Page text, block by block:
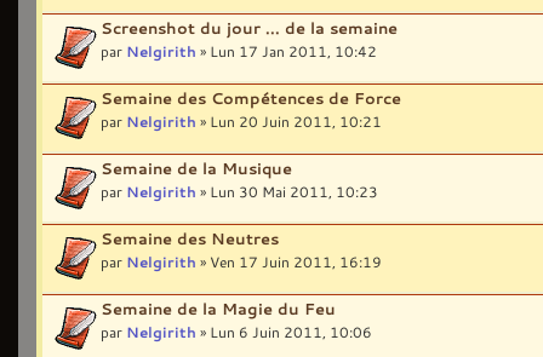
Screenshot du jour ... de la semaine
par Nelgirith » Lun 17 Jan 2011, 10:42
Semaine des Compétences de Force
par Nelgirith » Lun 20 Juin 2011, 10:21
Semaine de la Musique
par Nelgirith » Lun 30 Mai 2011, 10:23
Semaine des Neutres
par Nelgirith » Ven 17 Juin 2011, 16:19
Semaine de la Magie du Feu
par Nelgirith » Lun 6 Juin 2011, 10:06